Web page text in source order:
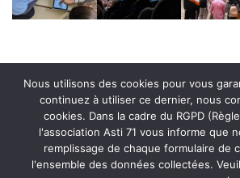
Derniers articles
Nous utilisons des cookies pour vous
continuez à utiliser ce dernier, nous
cookies. Dans la cadre du RGPD
l'association Asti 71 vous informe que
remplissage de chaque formulaire de
l'ensemble des données collectées.